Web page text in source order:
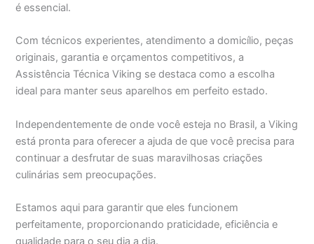
é essencial.
Com técnicos experientes, atendimento a domicílio, peças
originais, garantia e orçamentos competitivos, a
Assistência Técnica Viking se destaca como a escolha
ideal para manter seus aparelhos em perfeito estado.
Independentemente de onde você esteja no Brasil, a Viking
está pronta para oferecer a ajuda de que você precisa para
continuar a desfrutar de suas maravilhosas criações
culinárias sem preocupações.
Estamos aqui para garantir que eles funcionem
perfeitamente, proporcionando praticidade, eficiência e
qualidade para o seu dia a dia.